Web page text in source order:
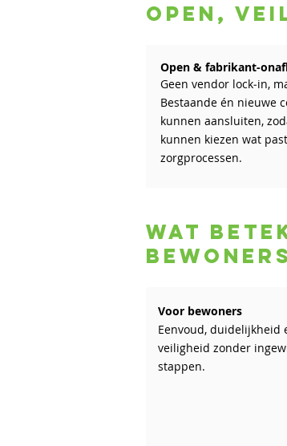
Open,
Open & fabrikant-
Geen vendor lock‑in,
Bestaande én nieuwe
kunnen aansluiten,
kunnen kiezen wat
zorgprocessen.
Wat
Voor bewoners
Eenvoud, duidelijkheid
veiligheid zonder
stappen.